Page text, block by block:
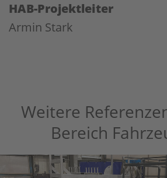
HAB-Projektleiter
Armin Stark
Weitere
Bereich